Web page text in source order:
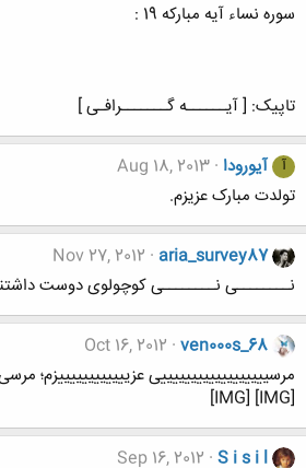
سوره نساء آیه مبارکه 19 :
تاپیک: [ آیــــــه گـــــــرافـی ]
آ آیورودا Aug 18, 2013
تولدت مبارک عزیزم.
aria_survey87
Nov 27, 2012
نــــــــی نــــــــی کوچولوی دوست
ven000s_68
Oct 16, 2012
مرسییییییییییییییییییی
[IMG] [IMG]
S i s i l
Sep 16, 2012